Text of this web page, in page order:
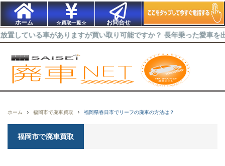
ホーム ☆買取一覧☆ お問合せ
ありますが買い取り可能ですか？ 長年乗った愛車を出来るだけ高
ホーム 福岡市で廃車買取 福岡県春日市でリーフの廃車の方法は？
福岡市で廃車買取